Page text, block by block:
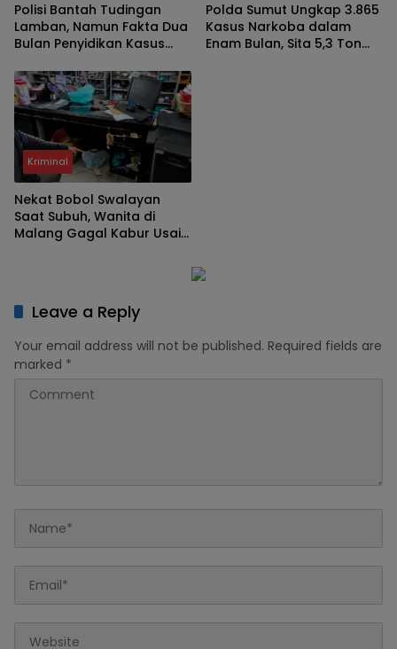
Polisi Bantah Tudingan
Lamban, Namun Fakta Dua
Bulan Penyidikan Kasus
Sorotan
Polda Sumut Ungkap 3.865
Kasus Narkoba dalam
Enam Bulan, Sita 5,3 Ton
Kriminal
Nekat Bobol Swalayan
Saat Subuh, Wanita di
Malang Gagal Kabur Usai
Leave a Reply
Your email address will not be published. Required fields are
marked *